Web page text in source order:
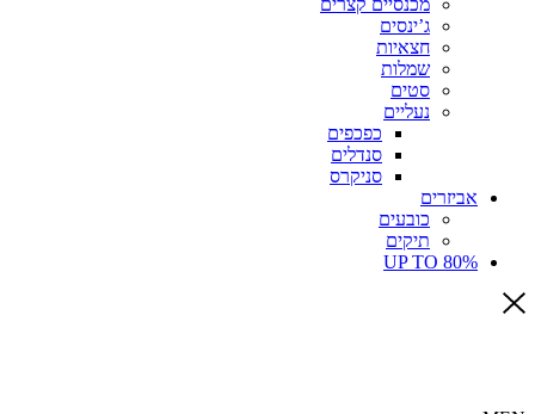
ג’ינסים
חצאיות
שמלות
סטים
נעליים
כפכפים
סנדלים
סניקרס
אביזרים
כובעים
תיקים
UP TO 80%